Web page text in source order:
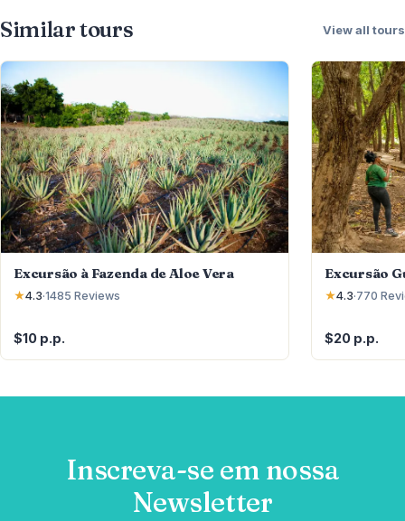
Similar tours View all tours
Excursão à Fazenda de Aloe Vera
★4.3·1485 Reviews
$10 p.p.
Excursão
★4.3·770
$20 p.p.
Inscreva-se em nossa
Newsletter